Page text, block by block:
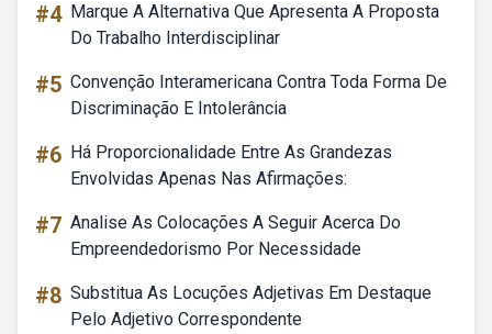
#4 Marque A Alternativa Que Apresenta A Proposta
Do Trabalho Interdisciplinar
#5 Convenção Interamericana Contra Toda Forma De
Discriminação E Intolerância
#6 Há Proporcionalidade Entre As Grandezas
Envolvidas Apenas Nas Afirmações:
#7 Analise As Colocações A Seguir Acerca Do
Empreendedorismo Por Necessidade
#8 Substitua As Locuções Adjetivas Em Destaque
Pelo Adjetivo Correspondente